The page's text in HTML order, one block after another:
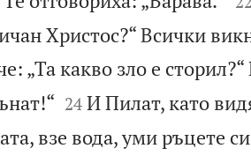
Христос?“ Всички
„Та какво зло е

24 И Пилат, като
взе вода, уми ръцете